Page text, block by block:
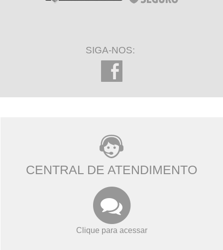
SIGA-NOS:
CENTRAL DE ATENDIMENTO
Clique para acessar